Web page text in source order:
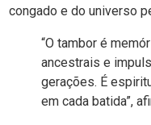
congado e do universo
“O tambor é
ancestrais e
gerações. É
em cada batida”,